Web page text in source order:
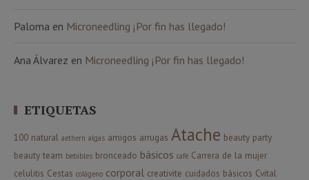
Paloma en Microneedling ¡Por fin has llegado!
Ana Álvarez en Microneedling ¡Por fin has llegado!
ETIQUETAS
100 natural aethern algas amigos arrugas Atache beauty party
beauty team bebibles bronceado básicos café Carrera de la mujer
celulitis Cestas colágeno corporal creativite cuidados básicos Cvital